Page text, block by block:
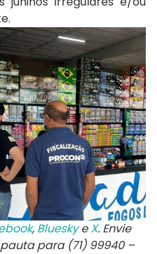
, BlueskyeX. Envie
para (71) 99940 –